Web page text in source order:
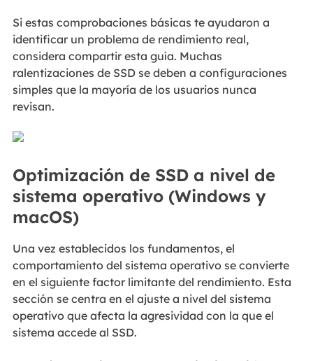
Si estas comprobaciones básicas te ayudaron a
identificar un problema de rendimiento real,
considera compartir esta guía. Muchas
ralentizaciones de SSD se deben a configuraciones
simples que la mayoría de los usuarios nunca
revisan.
Optimización de SSD a nivel de
sistema operativo (Windows y
macOS)
Una vez establecidos los fundamentos, el
comportamiento del sistema operativo se convierte
en el siguiente factor limitante del rendimiento. Esta
sección se centra en el ajuste a nivel del sistema
operativo que afecta la agresividad con la que el
sistema accede al SSD.